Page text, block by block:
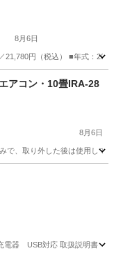
8月6日
円（税込） ■年式：
アコン・10畳IRA-28
8月6日
で、取り外した後は使用し
電器 USB対応 取扱説明書